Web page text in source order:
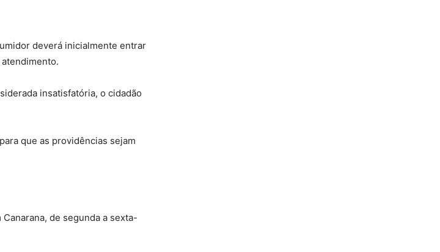
deverá inicialmente entrar
insatisfatória, o cidadão
que as providências sejam
de segunda a sexta-